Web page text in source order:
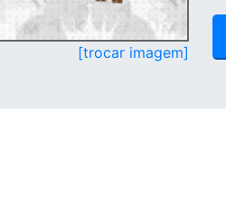
[trocar imagem]